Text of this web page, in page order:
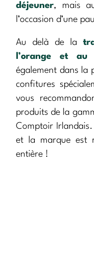
déjeuner, mais
l’occasion d’une
Au delà de la
l’orange et au
également dans la
confitures
vous
produits de la
Comptoir
et la marque est
entière !